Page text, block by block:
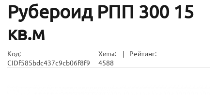
Рубероид РПП 300 15
кв.м
Код:
CIDf585bdc437c9cb06f8f9
Хиты:
4588
| Рейтинг: